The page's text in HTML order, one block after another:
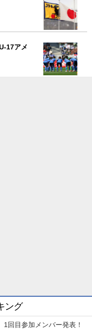
17アメ
ング
1回目参加メンバー発表！